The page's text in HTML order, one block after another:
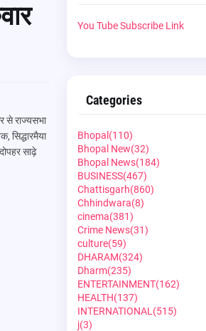
से राज्यसभा
सिद्धारमैया
साढ़े
You Tube Subscribe Link
Categories
Bhopal (110)
Bhopal New(32)
Bhopal News(184)
BUSINESS(467)
Chattisgarh(860)
Chhindwara(8)
cinema(381)
Crime News(31)
culture(59)
DHARAM(324)
Dharm(235)
ENTERTAINMENT(162)
HEALTH(137)
INTERNATIONAL (515)
j(3)